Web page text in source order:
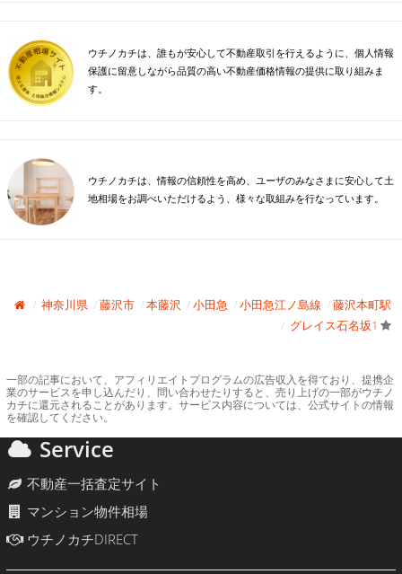
ウチノカチは、誰もが安心して不動産取引を行えるように、個人情報
保護に留意しながら品質の高い不動産価格情報の提供に取り組みま
す。
ウチノカチは、情報の信頼性を高め、ユーザのみなさまに安心して土
地相場をお調べいただけるよう、様々な取組みを行なっています。
神奈川県 藤沢市 本藤沢 小田急 小田急江ノ島線
藤沢本町駅
グレイス石名坂1
一部の記事において、アフィリエイトプログラムの広告収入を得ており、提携企
業のサービスを申し込んだり、問い合わせたりすると、売り上げの一部がウチノ
カチに還元されることがあります。サービス内容については、公式サイトの情報
を確認してください。
Service
不動産一括査定サイト
マンション物件相場
ウチノカチDIRECT